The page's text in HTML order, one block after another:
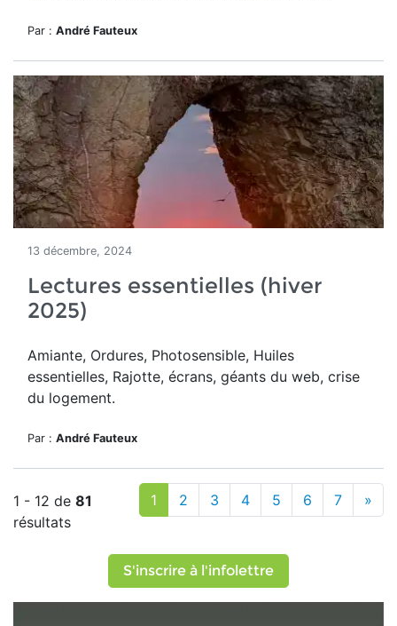
Par : André Fauteux
13 décembre, 2024
Lectures essentielles (hiver
2025)
Amiante, Ordures, Photosensible, Huiles
essentielles, Rajotte, écrans, géants du web, crise
du logement.
Par : André Fauteux
1 - 12 de 81
résultats
1 2 3 4 5 6 7 »
S'inscrire à l'infolettre